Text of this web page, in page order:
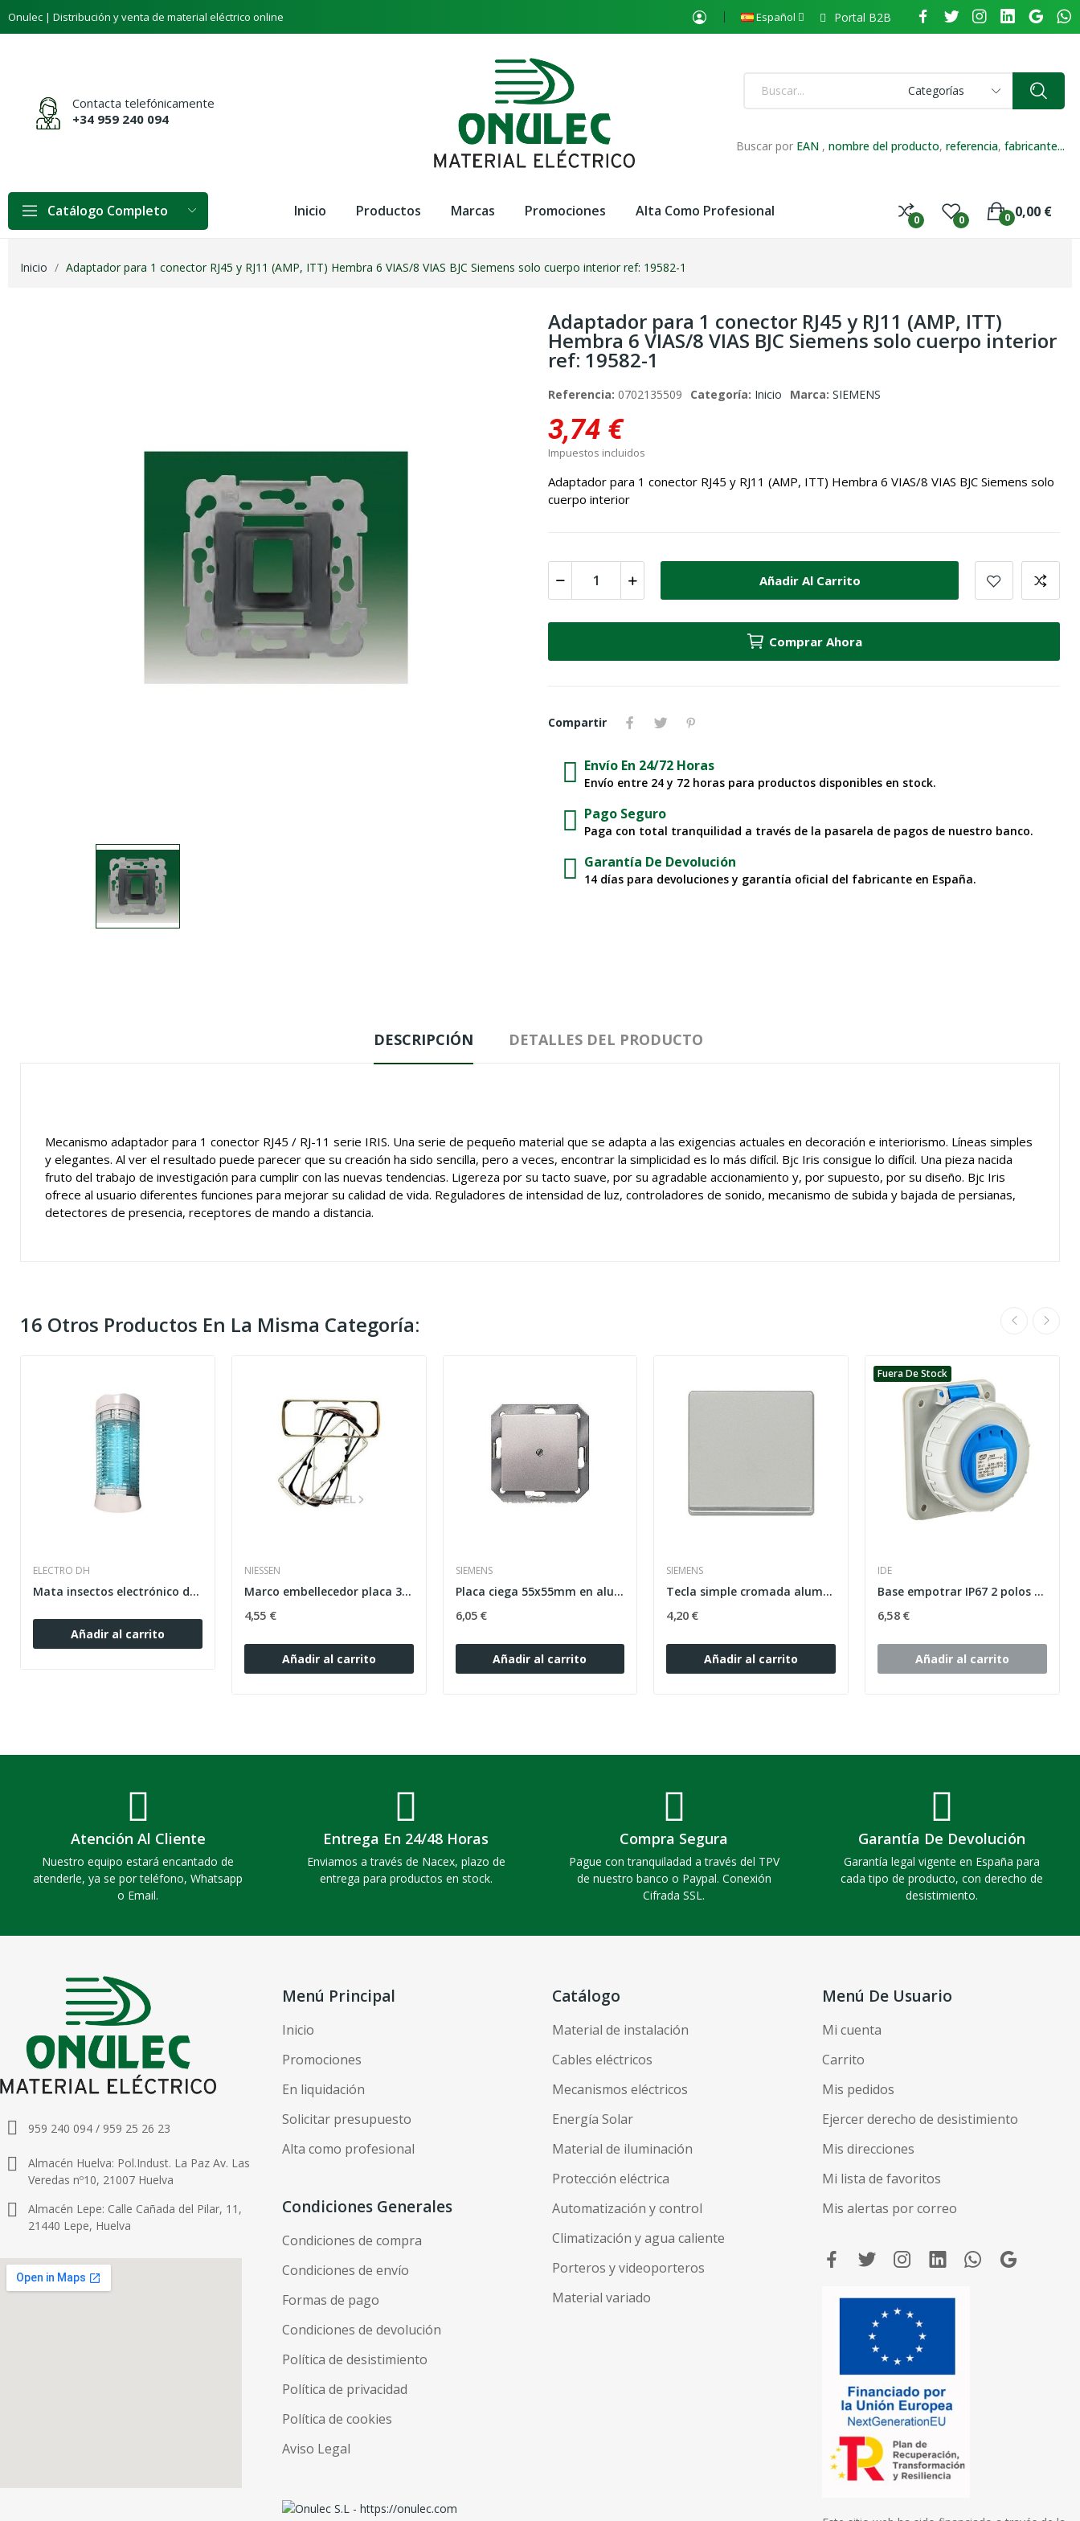
Onulec | Distribución y venta de material eléctrico online Español Portal B2B
Contacta telefónicamente
+34 959 240 094
Categorías
Buscar por EAN ,nombre del producto,referencia,fabricante...
Catálogo Completo Inicio Productos Marcas Promociones Alta Como Profesional
0 0 0,00 €
0
Inicio Adaptador para 1 conector RJ45 y RJ11 (AMP, ITT) Hembra 6 VIAS/8 VIAS BJC Siemens solo cuerpo interior ref: 19582-1
Adaptador para 1 conector RJ45 y RJ11 (AMP, ITT)
Hembra 6 VIAS/8 VIAS BJC Siemens solo cuerpo interior
ref: 19582-1
Referencia: 0702135509 Categoría: Inicio Marca: SIEMENS
3,74 €
Impuestos incluidos
Adaptador para 1 conector RJ45 y RJ11 (AMP, ITT) Hembra 6 VIAS/8 VIAS BJC Siemens solo
cuerpo interior
Añadir Al Carrito
Comprar Ahora
Compartir
Envío En 24/72 Horas
Envío entre 24 y 72 horas para productos disponibles en stock.
Pago Seguro
Paga con total tranquilidad a través de la pasarela de pagos de nuestro banco.
Garantía De Devolución
14 días para devoluciones y garantía oficial del fabricante en España.
DESCRIPCIÓN DETALLES DEL PRODUCTO
Mecanismo adaptador para 1 conector RJ45 / RJ-11 serie IRIS. Una serie de pequeño material que se adapta a las exigencias actuales en decoración e interiorismo. Líneas simples
y elegantes. Al ver el resultado puede parecer que su creación ha sido sencilla, pero a veces, encontrar la simplicidad es lo más difícil. Bjc Iris consigue lo difícil. Una pieza nacida
fruto del trabajo de investigación para cumplir con las nuevas tendencias. Ligereza por su tacto suave, por su agradable accionamiento y, por supuesto, por su diseño. Bjc Iris
ofrece al usuario diferentes funciones para mejorar su calidad de vida. Reguladores de intensidad de luz, controladores de sonido, mecanismo de subida y bajada de persianas,
detectores de presencia, receptores de mando a distancia.
16 Otros Productos En La Misma Categoría:
ELECTRO DH
Mata insectos electrónico doméstico. 11W
Añadir al carrito
NIESSEN
Marco embellecedor placa 3 ventanas Stylo...
4,55 €
Añadir al carrito
SIEMENS
Placa ciega 55x55mm en aluminio metalizado...
6,05 €
Añadir al carrito
SIEMENS
Tecla simple cromada aluminio metalizado...
4,20 €
Añadir al carrito
Fuera De Stock
IDE
Base empotrar IP67 2 polos + toma tierra 16A...
6,58 €
Añadir al carrito
Atención Al Cliente
Nuestro equipo estará encantado de
atenderle, ya se por teléfono, Whatsapp
o Email.
Entrega En 24/48 Horas
Enviamos a través de Nacex, plazo de
entrega para productos en stock.
Compra Segura
Pague con tranquiladad a través del TPV
de nuestro banco o Paypal. Conexión
Cifrada SSL.
Garantía De Devolución
Garantía legal vigente en España para
cada tipo de producto, con derecho de
desistimiento.
959 240 094 / 959 25 26 23
Almacén Huelva: Pol.Indust. La Paz Av. Las
Veredas nº10, 21007 Huelva
Almacén Lepe: Calle Cañada del Pilar, 11,
21440 Lepe, Huelva
Menú Principal
Inicio
Promociones
En liquidación
Solicitar presupuesto
Alta como profesional
Condiciones Generales
Condiciones de compra
Condiciones de envío
Formas de pago
Condiciones de devolución
Política de desistimiento
Política de privacidad
Política de cookies
Aviso Legal
Catálogo
Material de instalación
Cables eléctricos
Mecanismos eléctricos
Energía Solar
Material de iluminación
Protección eléctrica
Automatización y control
Climatización y agua caliente
Porteros y videoporteros
Material variado
Menú De Usuario
Mi cuenta
Carrito
Mis pedidos
Ejercer derecho de desistimiento
Mis direcciones
Mi lista de favoritos
Mis alertas por correo